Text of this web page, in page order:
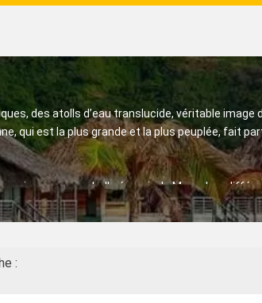
des atolls d’eau translucide, véritable image
qui est la plus grande et la plus peuplée, fait
qui procure une belle énergie, le Mana. Les
le Pacifique sera inoubliable.
: